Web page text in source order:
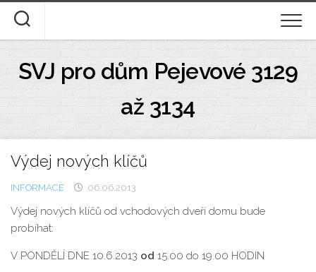
content
DESATERO
O NÁS
SVJ pro dům Pejevové 3129
až 3134
Výdej nových klíčů
INFORMACE 06.06.2013
Výdej nových klíčů od vchodových dveří domu bude
probíhat:
V PONDĚLÍ DNE 10.6.2013 od 15.00 do 19.00 HODIN